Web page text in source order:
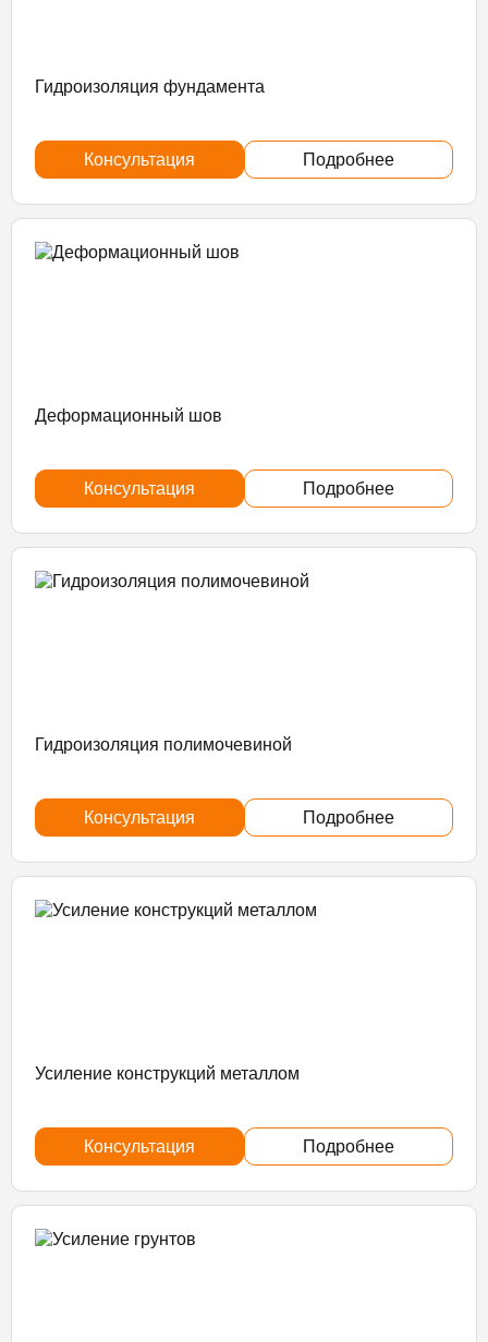
Гидроизоляция фундамента
Консультация Подробнее
Деформационный шов
Консультация Подробнее
Гидроизоляция полимочевиной
Консультация Подробнее
Усиление конструкций металлом
Консультация Подробнее